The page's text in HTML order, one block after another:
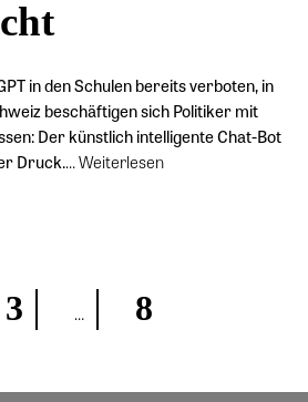
in den Schulen bereits verboten, in
beschäftigen sich Politiker mit
Der künstlich intelligente Chat-Bot
Druck.…Weiterlesen
3 … 8